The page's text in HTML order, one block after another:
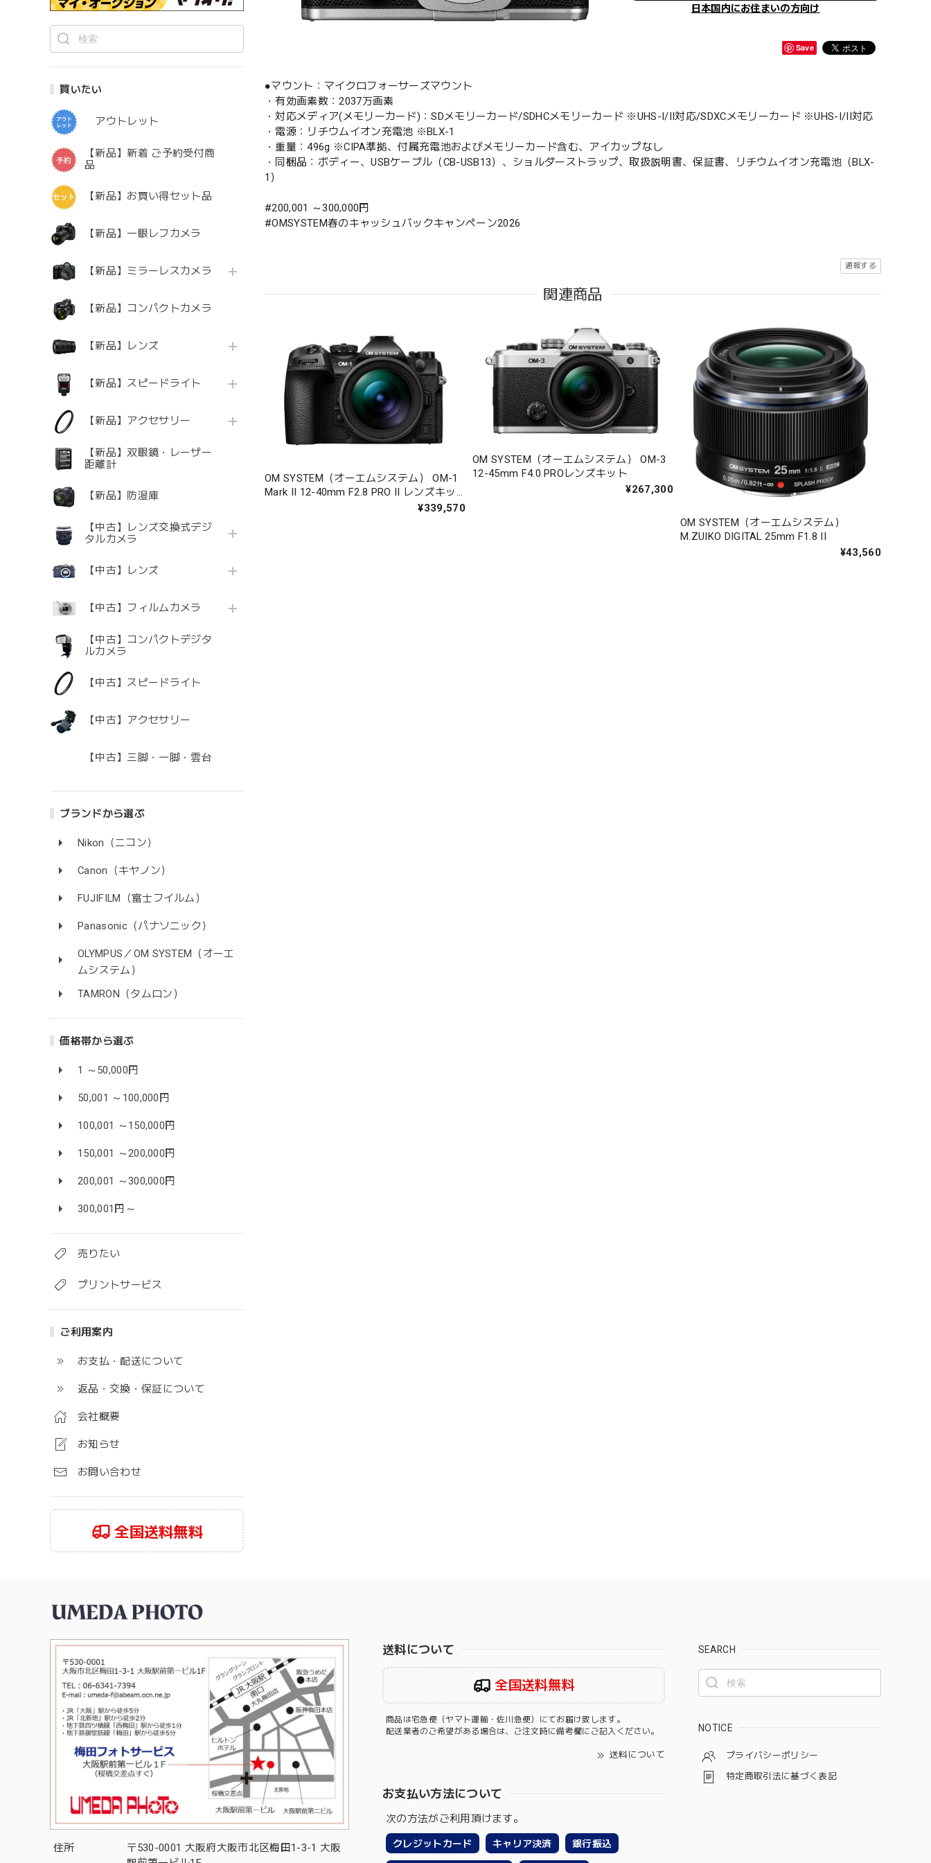
買いたい
アウトレット
【新品】新着 ご予約受付商
品
【新品】お買い得セット品
【新品】一眼レフカメラ
【新品】ミラーレスカメラ
【新品】コンパクトカメラ
【新品】レンズ
【新品】スピードライト
【新品】アクセサリー
【新品】双眼鏡・レーザー
距離計
【新品】防湿庫
【中古】レンズ交換式デジ
タルカメラ
【中古】レンズ
【中古】フィルムカメラ
【中古】コンパクトデジタ
ルカメラ
【中古】スピードライト
【中古】アクセサリー
【中古】三脚・一脚・雲台
ブランドから選ぶ
Nikon（ニコン）
Canon（キヤノン）
FUJIFILM（富士フイルム）
Panasonic（パナソニック）
OLYMPUS／OM SYSTEM（オーエ
ムシステム）
TAMRON（タムロン）
価格帯から選ぶ
1 ～50,000円
50,001 ～100,000円
100,001 ～150,000円
150,001 ～200,000円
200,001 ～300,000円
300,001円～
売りたい
プリントサービス
ご利用案内
お支払・配送について
返品・交換・保証について
会社概要
お知らせ
お問い合わせ
全国送料無料
日本国内にお住まいの方向け
Save
●マウント：マイクロフォーサーズマウント
・有効画素数：2037万画素
・対応メディア(メモリーカード)：SDメモリーカード/SDHCメモリーカード ※UHS-I/II対応/SDXCメモリーカード ※UHS-I/II対応
・電源：リチウムイオン充電池 ※BLX-1
・重量：496g ※CIPA準拠、付属充電池およびメモリーカード含む、アイカップなし
・同梱品：ボディー、USBケーブル（CB-USB13）、ショルダーストラップ、取扱説明書、保証書、リチウムイオン充電池（BLX-
1）
#200,001 ～300,000円
#OMSYSTEM春のキャッシュバックキャンペーン2026
通報する
関連商品
OM SYSTEM（オーエムシステム） OM-1
Mark II 12-40mm F2.8 PRO II レンズキッ
¥339,570
OM SYSTEM（オーエムシステム） OM-3
12-45mm F4.0 PROレンズキット
¥267,300
OM SYSTEM（オーエムシステム）
M.ZUIKO DIGITAL 25mm F1.8 II
¥43,560
住所
〒530-0001 大阪府大阪市北区梅田1-3-1 大阪
送料について
全国送料無料
商品は宅急便（ヤマト運輸・佐川急便）にてお届け致します。
配送業者のご希望がある場合は、ご注文時に備考欄にご記入ください。
送料について
お支払い方法について
次の方法がご利用頂けます。
クレジットカード キャリア決済 銀行振込
SEARCH
NOTICE
プライバシーポリシー
特定商取引法に基づく表記